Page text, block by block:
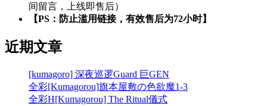
间留言，上线即售后）
【PS：防止滥用链接，有效售后为72小时】
近期文章
[kumagoro] 深夜巡逻Guard 巨GEN
全彩[Kumagorou]旗本屋敷の色欲魔1-3
全彩H[Kumagorou] The Ritual儀式